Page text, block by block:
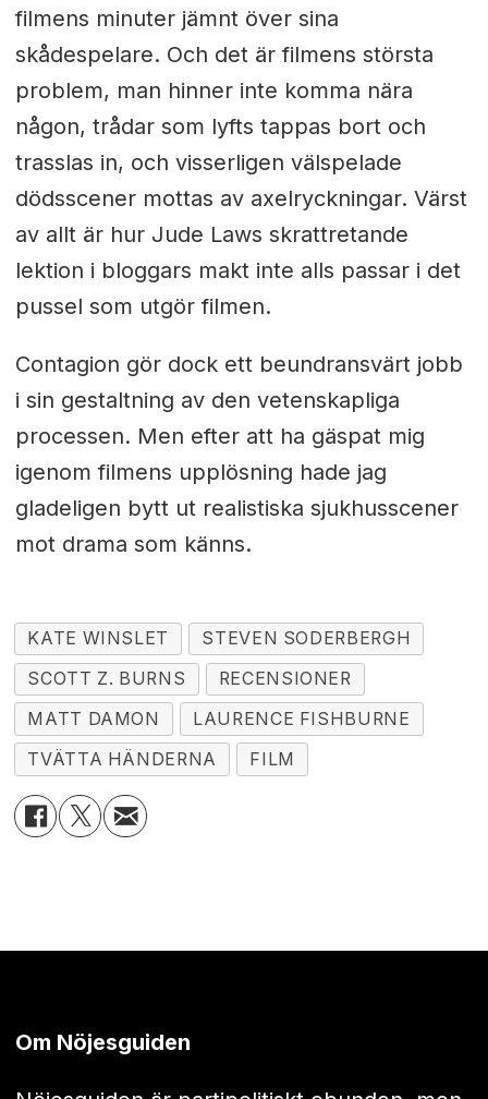
filmens minuter jämnt över sina
skådespelare. Och det är filmens största
problem, man hinner inte komma nära
någon, trådar som lyfts tappas bort och
trasslas in, och visserligen välspelade
dödsscener mottas av axelryckningar. Värst
av allt är hur Jude Laws skrattretande
lektion i bloggars makt inte alls passar i det
pussel som utgör filmen.
Contagion gör dock ett beundransvärt jobb
i sin gestaltning av den vetenskapliga
processen. Men efter att ha gäspat mig
igenom filmens upplösning hade jag
gladeligen bytt ut realistiska sjukhusscener
mot drama som känns.
KATE WINSLET
STEVEN SODERBERGH
SCOTT Z. BURNS
RECENSIONER
MATT DAMON
LAURENCE FISHBURNE
TVÄTTA HÄNDERNA
FILM
Om Nöjesguiden